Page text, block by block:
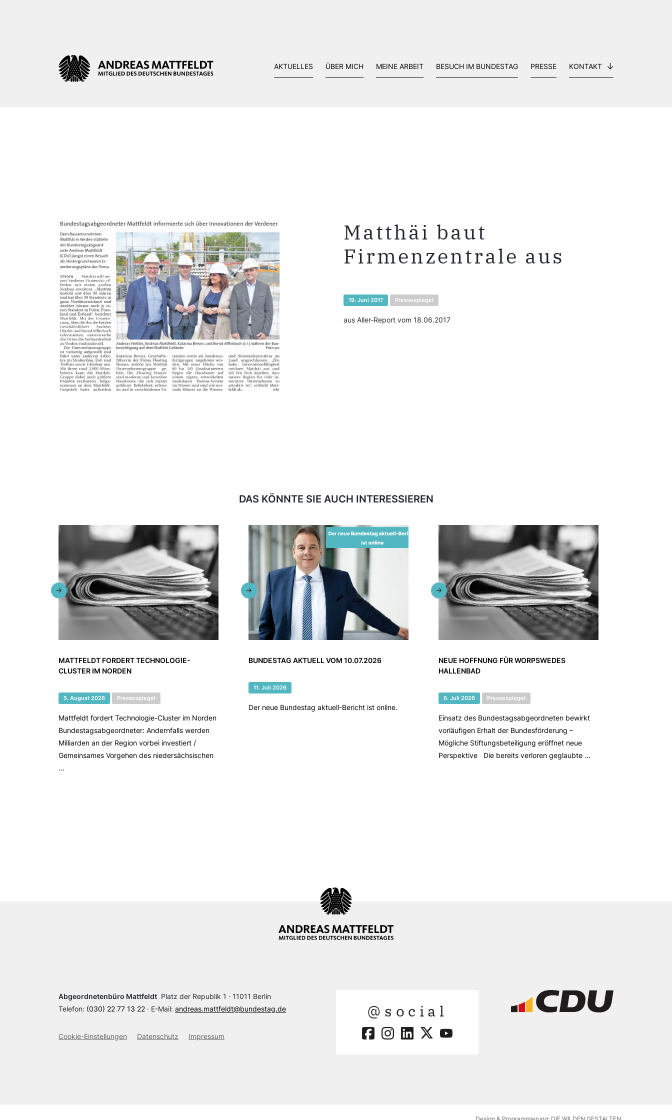
AKTUELLES ÜBER MICH MEINE ARBEIT BESUCH IM BUNDESTAG PRESSE KONTAKT
Matthäi baut
Firmenzentrale aus
19. Juni 2017 Pressespiegel
aus Aller-Report vom 18.06.2017
DAS KÖNNTE SIE AUCH INTERESSIEREN
MATTFELDT FORDERT TECHNOLOGIE-
CLUSTER IM NORDEN
5. August 2026 Pressespiegel
Mattfeldt fordert Technologie-Cluster im Norden
Bundestagsabgeordneter: Andernfalls werden
Milliarden an der Region vorbei investiert /
Gemeinsames Vorgehen des niedersächsischen
...
BUNDESTAG AKTUELL VOM 10.07.2026
11. Juli 2026
Der neue Bundestag aktuell-Bericht ist online.
NEUE HOFFNUNG FÜR WORPSWEDES
HALLENBAD
6. Juli 2026 Pressespiegel
Einsatz des Bundestagsabgeordneten bewirkt
vorläufigen Erhalt der Bundesförderung –
Mögliche Stiftungsbeteiligung eröffnet neue
Perspektive Die bereits verloren geglaubte ...
Abgeordnetenbüro Mattfeldt Platz der Republik 1 · 11011 Berlin
Telefon: (030) 22 77 13 22 · E-Mail: andreas.mattfeldt@bundestag.de
Cookie-Einstellungen Datenschutz Impressum
@social